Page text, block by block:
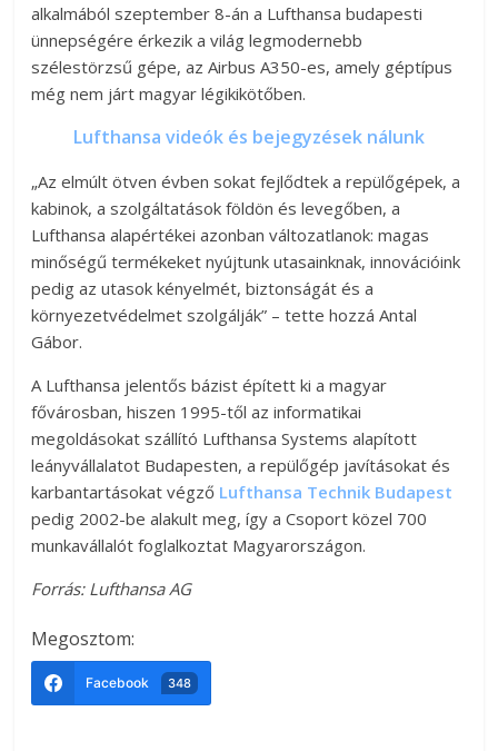
alkalmából szeptember 8-án a Lufthansa budapesti
ünnepségére érkezik a világ legmodernebb
szélestörzsű gépe, az Airbus A350-es, amely géptípus
még nem járt magyar légikikötőben.
Lufthansa videók és bejegyzések nálunk
„Az elmúlt ötven évben sokat fejlődtek a repülőgépek, a
kabinok, a szolgáltatások földön és levegőben, a
Lufthansa alapértékei azonban változatlanok: magas
minőségű termékeket nyújtunk utasainknak, innovációink
pedig az utasok kényelmét, biztonságát és a
környezetvédelmet szolgálják” – tette hozzá Antal
Gábor.
A Lufthansa jelentős bázist épített ki a magyar
fővárosban, hiszen 1995-től az informatikai
megoldásokat szállító Lufthansa Systems alapított
leányvállalatot Budapesten, a repülőgép javításokat és
karbantartásokat végző Lufthansa Technik Budapest
pedig 2002-be alakult meg, így a Csoport közel 700
munkavállalót foglalkoztat Magyarországon.
Forrás: Lufthansa AG
Megosztom:
Facebook 348